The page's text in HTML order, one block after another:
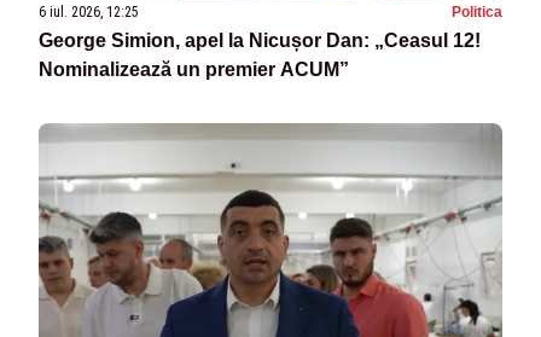
6 iul. 2026, 12:25 Politica
George Simion, apel la Nicușor Dan: „Ceasul 12!
Nominalizează un premier ACUM”